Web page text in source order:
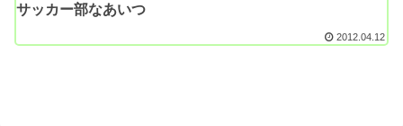
サッカー部なあいつ
2012.04.12